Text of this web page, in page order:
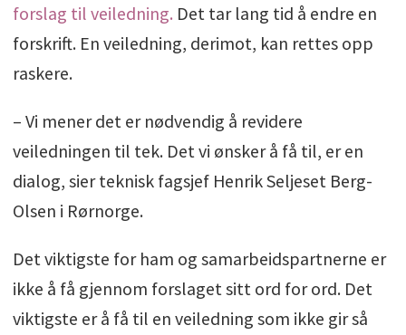
forslag til veiledning. Det tar lang tid å endre en
forskrift. En veiledning, derimot, kan rettes opp
raskere.
– Vi mener det er nødvendig å revidere
veiledningen til tek. Det vi ønsker å få til, er en
dialog, sier teknisk fagsjef Henrik Seljeset Berg-
Olsen i Rørnorge.
Det viktigste for ham og samarbeidspartnerne er
ikke å få gjennom forslaget sitt ord for ord. Det
viktigste er å få til en veiledning som ikke gir så